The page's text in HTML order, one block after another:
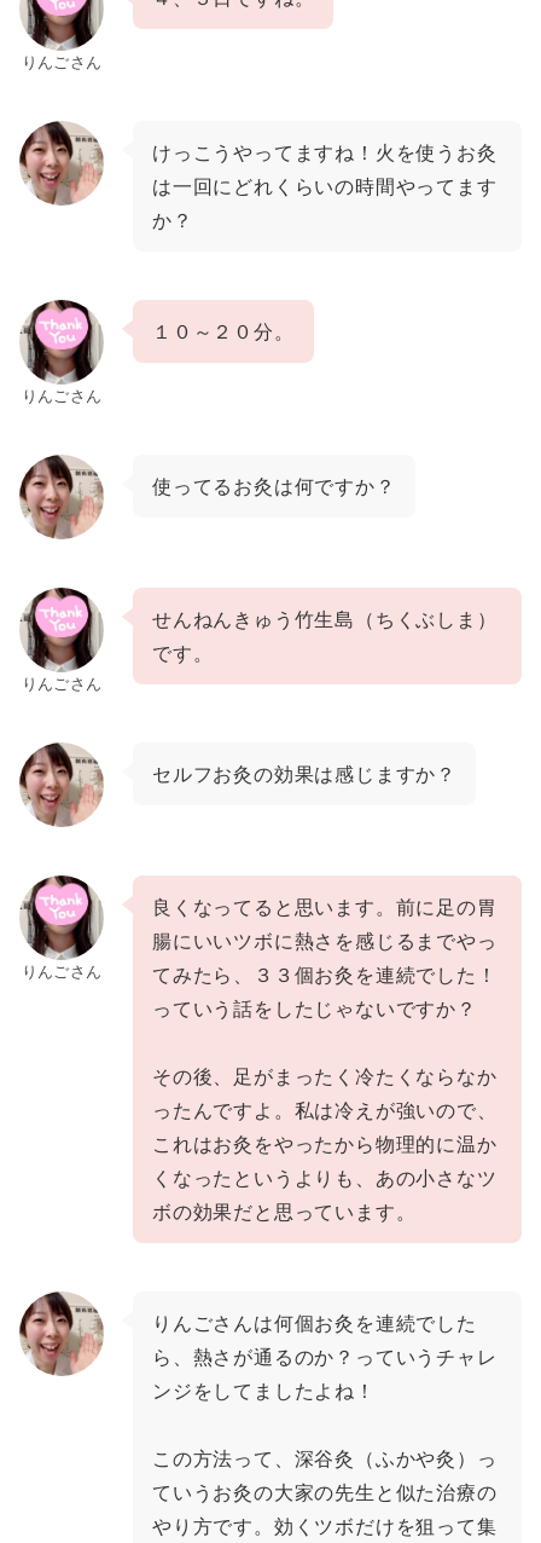
りんごさん
けっこうやってますね！火を使うお灸
は一回にどれくらいの時間やってます
か？
りんごさん
１０～２０分。
使ってるお灸は何ですか？
りんごさん
せんねんきゅう 竹生島 （ ちくぶしま ）
です。
セルフお灸の効果は感じますか？
りんごさん
良くなってると思います。前に足の胃
腸にいいツボに熱さを感じるまでやっ
てみたら、３３個お灸を連続でした！
っていう話をしたじゃないですか？
その後、足がまったく冷たくならなか
ったんですよ。私は冷えが強いので、
これはお灸をやったから物理的に温か
くなったというよりも、あの小さなツ
ボの効果だと思っています。
りんごさんは何個お灸を連続でした
ら、熱さが通るのか？っていうチャレ
ンジをしてましたよね！
この方法って、深谷灸（ふかや灸）っ
ていうお灸の大家の先生と似た治療の
やり方です。効くツボだけを狙って集